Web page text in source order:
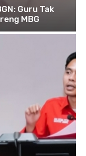
Guru Tak
MBG